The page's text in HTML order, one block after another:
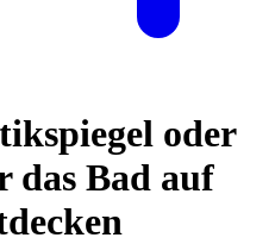
oder
das Bad auf